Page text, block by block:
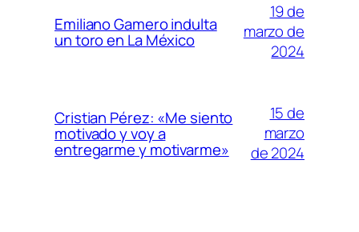
Emiliano Gamero indulta
un toro en La México
19 de
marzo de
2024
Cristian Pérez: «Me siento
motivado y voy a
entregarme y motivarme»
15 de
marzo
de 2024